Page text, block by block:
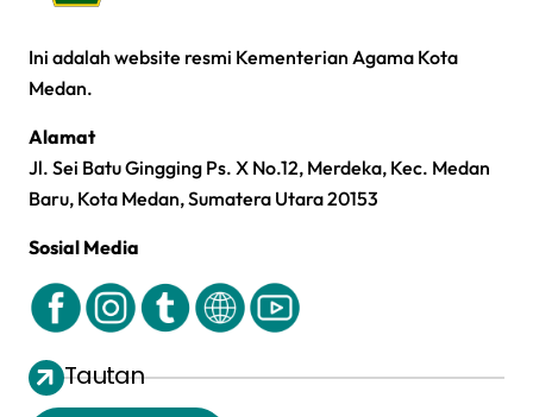
Ini adalah website resmi Kementerian Agama Kota
Medan.
Alamat
Jl. Sei Batu Gingging Ps. X No.12, Merdeka, Kec. Medan
Baru, Kota Medan, Sumatera Utara 20153
Sosial Media
Tautan